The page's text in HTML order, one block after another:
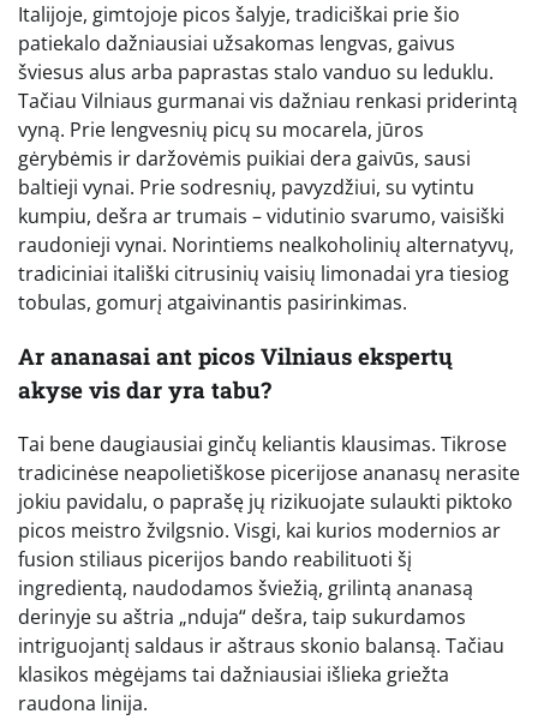
Italijoje, gimtojoje picos šalyje, tradiciškai prie šio
patiekalo dažniausiai užsakomas lengvas, gaivus
šviesus alus arba paprastas stalo vanduo su leduklu.
Tačiau Vilniaus gurmanai vis dažniau renkasi priderintą
vyną. Prie lengvesnių picų su mocarela, jūros
gėrybėmis ir daržovėmis puikiai dera gaivūs, sausi
baltieji vynai. Prie sodresnių, pavyzdžiui, su vytintu
kumpiu, dešra ar trumais – vidutinio svarumo, vaisiški
raudonieji vynai. Norintiems nealkoholinių alternatyvų,
tradiciniai itališki citrusinių vaisių limonadai yra tiesiog
tobulas, gomurį atgaivinantis pasirinkimas.
Ar ananasai ant picos Vilniaus ekspertų
akyse vis dar yra tabu?
Tai bene daugiausiai ginčų keliantis klausimas. Tikrose
tradicinėse neapolietiškose picerijose ananasų nerasite
jokiu pavidalu, o paprašę jų rizikuojate sulaukti piktoko
picos meistro žvilgsnio. Visgi, kai kurios modernios ar
fusion stiliaus picerijos bando reabilituoti šį
ingredientą, naudodamos šviežią, grilintą ananasą
derinyje su aštria „nduja“ dešra, taip sukurdamos
intriguojantį saldaus ir aštraus skonio balansą. Tačiau
klasikos mėgėjams tai dažniausiai išlieka griežta
raudona linija.